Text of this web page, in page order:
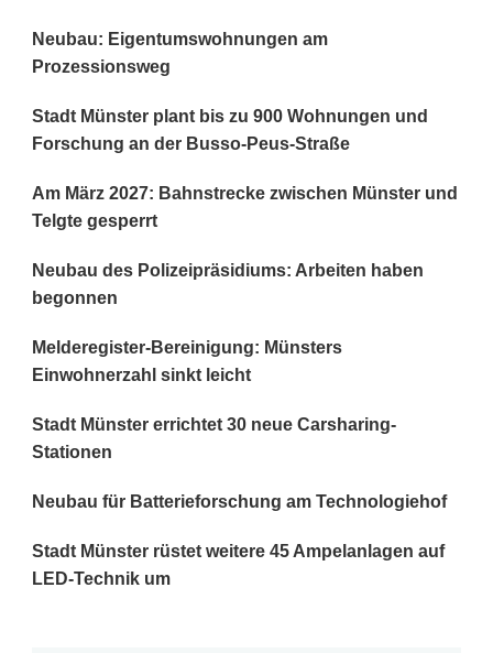
Neubau: Eigentumswohnungen am
Prozessionsweg
Stadt Münster plant bis zu 900 Wohnungen und
Forschung an der Busso-Peus-Straße
Am März 2027: Bahnstrecke zwischen Münster und
Telgte gesperrt
Neubau des Polizeipräsidiums: Arbeiten haben
begonnen
Melderegister-Bereinigung: Münsters
Einwohnerzahl sinkt leicht
Stadt Münster errichtet 30 neue Carsharing-
Stationen
Neubau für Batterieforschung am Technologiehof
Stadt Münster rüstet weitere 45 Ampelanlagen auf
LED-Technik um